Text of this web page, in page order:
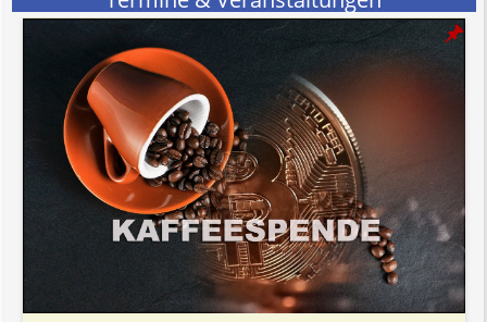
Bitte beachten Sie in dem Zusammenhang auch unsereAGB.